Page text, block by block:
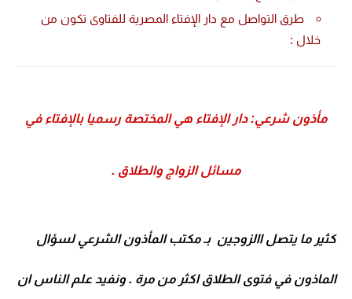
طرق التواصل مع دار الإفتاء المصرية للفتاوى تكون من
خلال :
مأذون شرعي: دار الإفتاء هي المختصة رسميا بالإفتاء في
مسائل الزواج والطلاق .
كثير ما يتصل االزوجين بـمكتب المأذون الشرعيلسؤال
الماذون في فتوى الطلاق اكثر من مرة . ونفيد علم الناس ان